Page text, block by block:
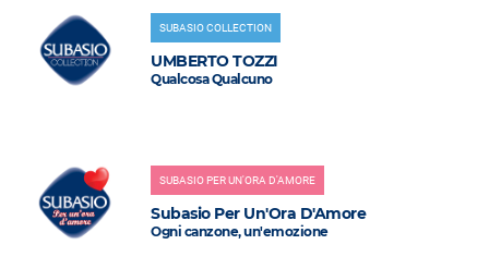
SUBASIO COLLECTION
UMBERTO TOZZI
Qualcosa Qualcuno
SUBASIO PER UN'ORA D'AMORE
Subasio Per Un'Ora D'Amore
Ogni canzone, un'emozione